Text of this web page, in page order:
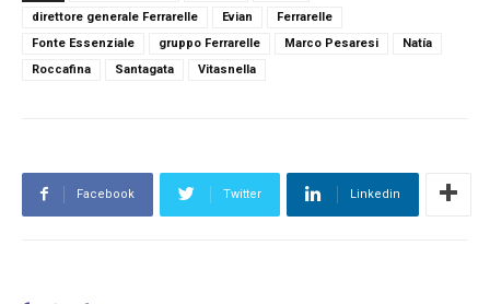
direttore generale Ferrarelle
Evian
Ferrarelle
Fonte Essenziale
gruppo Ferrarelle Marco Pesaresi
Natía
Roccafina
Santagata Vitasnella
Facebook Twitter Linkedin